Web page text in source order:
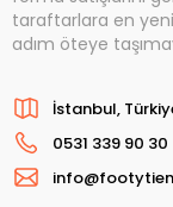
taraftarlara en
adım öteye
İstanbul,
0531 339 90 30